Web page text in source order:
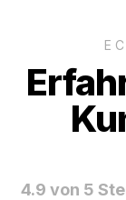
4.9 von 5